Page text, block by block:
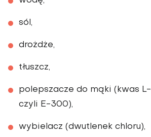
sól,
drożdże,
tłuszcz,
polepszacze do mąki (kwas
czyli E-300),
wybielacz (dwutlenek chloru),